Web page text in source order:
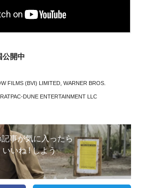
公開中
FILMS (BVI) LIMITED, WARNER BROS.
DUNE ENTERTAINMENT LLC
事が気に入ったら
いいね ! しよう